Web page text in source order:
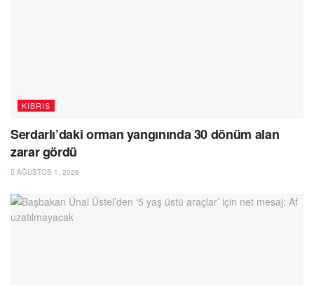
KIBRIS
Serdarlı’daki orman yangınında 30 dönüm alan
zarar gördü
AĞUSTOS 1, 2026